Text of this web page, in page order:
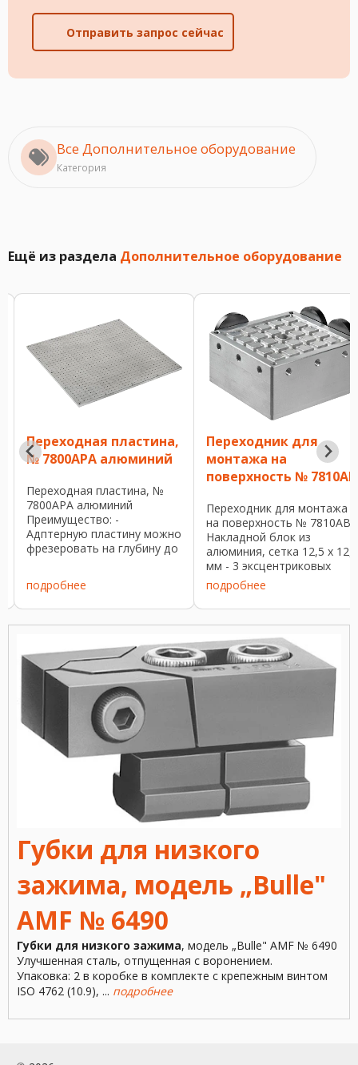
Отправить запрос сейчас
Все Дополнительное оборудование
Категория
Ещё из раздела Дополнительное оборудование
Переходная пластина,
№ 7800APA алюминий
Переходная пластина, №
7800APA алюминий
Преимущество: -
Адптерную пластину можно
фрезеровать на глубину до
Предпочтительной
областью применения
даже бумаги. № ...
подробнее
Переходник для
монтажа на
поверхность № 7810AB
Переходник для монтажа
на поверхность № 7810AB -
Накладной блок из
алюминия, сетка 12,5 x 12,5
мм - 3 эксцентриковых
упора с крепежными
винтами - 1 м
уплотнительный шнур Ø 2,0
мм На поверхностном
блоке имеются канавки и
точка всасывания на ...
подробнее
Губки для низкого
зажима, модель „Bulle"
AMF № 6490
Губки для низкого зажима, модель „Bulle" AMF № 6490
Улучшенная сталь, отпущенная с воронением.
Упаковка: 2 в коробке в комплекте с крепежным винтом
ISO 4762 (10.9), ... подробнее